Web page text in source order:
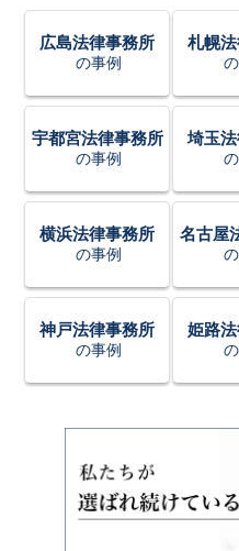
広島法律事務所
の事例
札幌
宇都宮法律事務所
の事例
埼玉
横浜法律事務所
の事例
名古屋
神戸法律事務所
の事例
姫路